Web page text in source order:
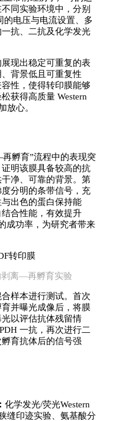
同实验环境中，分别
的电压与电流设置、多
抗、二抗及化学发光
现出稳定可重复的表
背景低且可重复性
性，使得转印膜能够
获得高质量 Western
放心。
孵育”流程中的表现突
明该膜具备较高的抗
净、可靠的背景。第
分明的条带信号，充
出色的蛋白保持能
合性能，有效提升
成功率，为研究者带来
剥离—再孵育实验
样本进行测试。首次
并曝光成像后，将膜
以评估抗体残留情
一抗，再次进行二
育抗体后的信号强
化学发光/荧光Western
缝印迹实验、氨基酸分